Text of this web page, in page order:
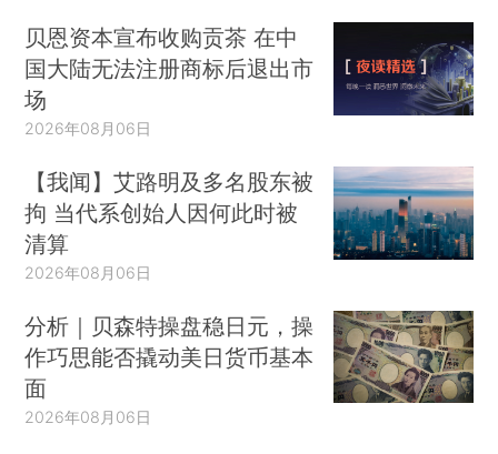
贝恩资本宣布收购贡茶 在中
国大陆无法注册商标后退出市
场
2026年08月06日
【我闻】艾路明及多名股东被
拘 当代系创始人因何此时被
清算
2026年08月06日
分析｜贝森特操盘稳日元，操
作巧思能否撬动美日货币基本
面
2026年08月06日